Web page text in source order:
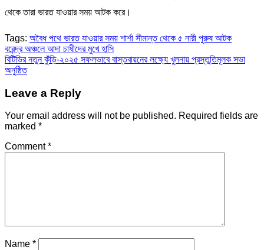
থেকে তারা ভারত যাওয়ার সময় আটক করে।
Tags: অবৈধ পথে ভারত যাওয়ার সময় শার্শা সীমান্ত থেকে ৫ নারী পুরুষ আটক
Post
navigation
বরেন্দ্র অঞ্চলে আদা চাষীদের মুখে হাসি
বিটিভির নতুন কুঁড়ি-২০২৫ সফলভাবে বাস্তবায়নের লক্ষ্যে খুলনায় প্রস্তুতিমূলক সভা
অনুষ্ঠিত
Leave a Reply
Your email address will not be published. Required fields are
marked *
Comment*
Name *